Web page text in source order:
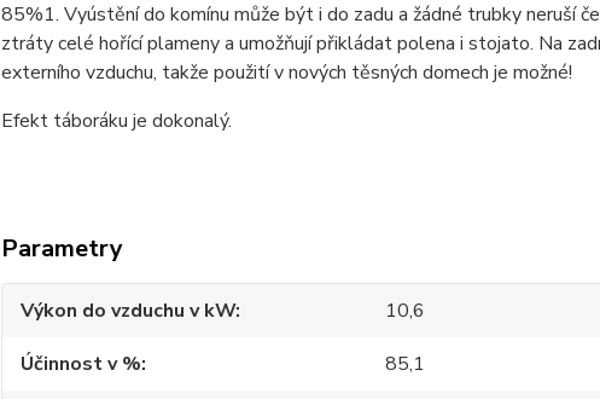
85%1. Vyústění do komínu může být i do zadu a žádné trubky neruší
ztráty celé hořící plameny a umožňují přikládat polena i stojato. Na
externího vzduchu, takže použití v nových těsných domech je možné!
Efekt táboráku je dokonalý.
Parametry
Výkon do vzduchu v kW
10,6
Účinnost v %
85,1